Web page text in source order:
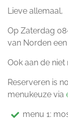
Lieve allemaal,
Op Zaterdag
van Norden
Ook aan de
Reserveren is
menukeuze via
menu 1: